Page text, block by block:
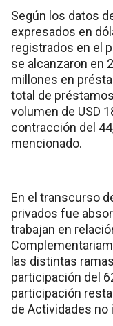
Según los datos
expresados en
registrados en el
se alcanzaron en
millones en
total de
volumen de USD
contracción del
mencionado.
En el transcurso
privados fue
trabajan en
las distintas
participación del
participación
de Actividades no